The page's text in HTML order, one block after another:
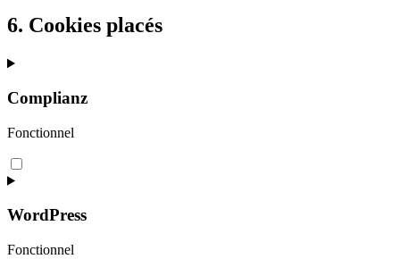
6. Cookies placés
Complianz
Fonctionnel
Consent
to
complianz
WordPress
Fonctionnel